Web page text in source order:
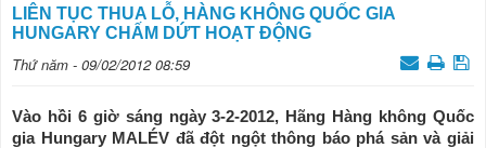
LIÊN TỤC THUA LỖ, HÀNG KHÔNG QUỐC GIA
HUNGARY CHẤM DỨT HOẠT ÐỘNG
Thứ năm - 09/02/2012 08:59
Vào hồi 6 giờ sáng ngày 3-2-2012, Hãng Hàng không Quốc
gia Hungary MALÉV đã đột ngột thông báo phá sản và giải